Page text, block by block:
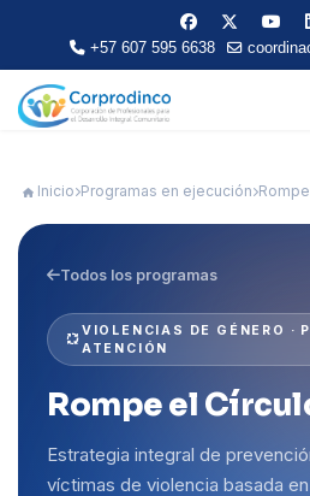
+57 607 595 6638
Inicio Programas en ejecución
Todos los programas
VIOLENCIAS DE GÉNERO ·
ATENCIÓN
Rompe el
Estrategia integral de
víctimas de violencia basada